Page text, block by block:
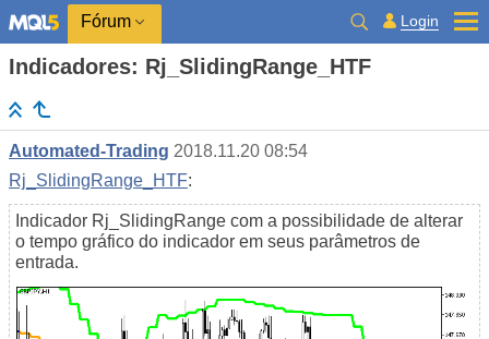
Fórum Login
Indicadores: Rj_SlidingRange_HTF
Automated-Trading 2018.11.20 08:54
Rj_SlidingRange_HTF:
Indicador Rj_SlidingRange com a possibilidade de alterar
o tempo gráfico do indicador em seus parâmetros de
entrada.